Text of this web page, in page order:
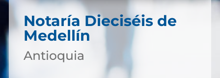
Notaría Dieciséis de
Medellín
Antioquia